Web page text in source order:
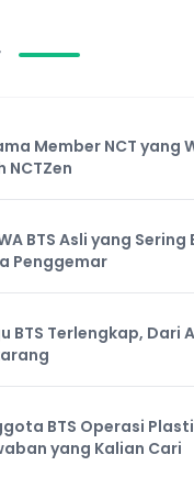
Member NCT yang
NCTZen
BTS Asli yang
Penggemar
BTS Terlengkap, Dari
BTS Operasi
yang Kalian Cari